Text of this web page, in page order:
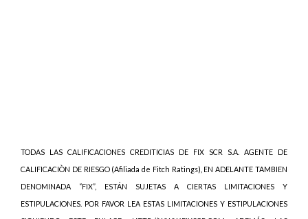
TODAS LAS CALIFICACIONES CREDITICIAS DE FIX SCR S.A. AGENTE DE
CALIFICACIÒN DE RIESGO (Afiliada de Fitch Ratings), EN ADELANTE TAMBIEN
DENOMINADA “FIX”, ESTÁN SUJETAS A CIERTAS LIMITACIONES Y
ESTIPULACIONES. POR FAVOR LEA ESTAS LIMITACIONES Y ESTIPULACIONES